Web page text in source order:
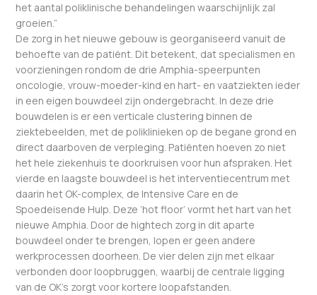
het aantal poliklinische behandelingen waarschijnlijk zal
groeien.”
De zorg in het nieuwe gebouw is georganiseerd vanuit de
behoefte van de patiënt. Dit betekent, dat specialismen en
voorzieningen rondom de drie Amphia-speerpunten
oncologie, vrouw-moeder-kind en hart- en vaatziekten ieder
in een eigen bouwdeel zijn ondergebracht. In deze drie
bouwdelen is er een verticale clustering binnen de
ziektebeelden, met de poliklinieken op de begane grond en
direct daarboven de verpleging. Patiënten hoeven zo niet
het hele ziekenhuis te doorkruisen voor hun afspraken. Het
vierde en laagste bouwdeel is het interventiecentrum met
daarin het OK-complex, de Intensive Care en de
Spoedeisende Hulp. Deze ‘hot floor’ vormt het hart van het
nieuwe Amphia. Door de hightech zorg in dit aparte
bouwdeel onder te brengen, lopen er geen andere
werkprocessen doorheen. De vier delen zijn met elkaar
verbonden door loopbruggen, waarbij de centrale ligging
van de OK’s zorgt voor kortere loopafstanden.